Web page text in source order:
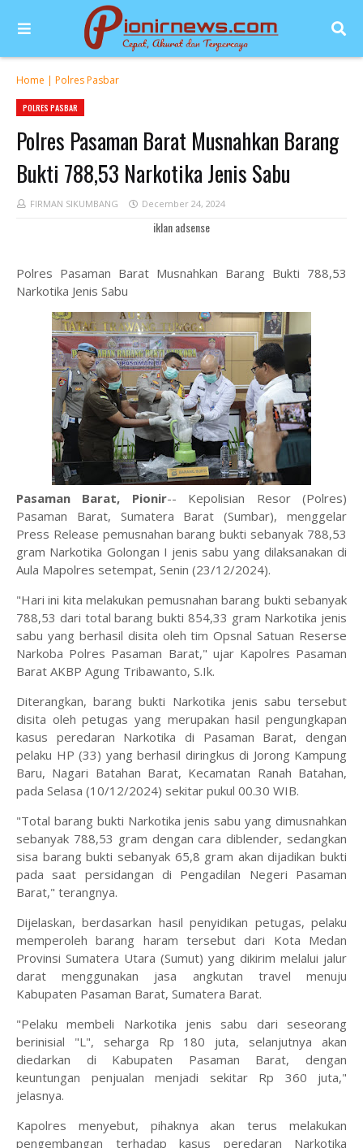
Home | Polres Pasbar
POLRES PASBAR
Polres Pasaman Barat Musnahkan Barang
Bukti 788,53 Narkotika Jenis Sabu
FIRMAN SIKUMBANG December 24, 2024
iklan adsense
Polres Pasaman Barat Musnahkan Barang Bukti 788,53
Narkotika Jenis Sabu
Pasaman Barat, Pionir-- Kepolisian Resor (Polres)
Pasaman Barat, Sumatera Barat (Sumbar), menggelar
Press Release pemusnahan barang bukti sebanyak 788,53
gram Narkotika Golongan I jenis sabu yang dilaksanakan di
Aula Mapolres setempat, Senin (23/12/2024).
"Hari ini kita melakukan pemusnahan barang bukti sebanyak
788,53 dari total barang bukti 854,33 gram Narkotika jenis
sabu yang berhasil disita oleh tim Opsnal Satuan Reserse
Narkoba Polres Pasaman Barat," ujar Kapolres Pasaman
Barat AKBP Agung Tribawanto, S.Ik.
Diterangkan, barang bukti Narkotika jenis sabu tersebut
disita oleh petugas yang merupakan hasil pengungkapan
kasus peredaran Narkotika di Pasaman Barat, dengan
pelaku HP (33) yang berhasil diringkus di Jorong Kampung
Baru, Nagari Batahan Barat, Kecamatan Ranah Batahan,
pada Selasa (10/12/2024) sekitar pukul 00.30 WIB.
"Total barang bukti Narkotika jenis sabu yang dimusnahkan
sebanyak 788,53 gram dengan cara diblender, sedangkan
sisa barang bukti sebanyak 65,8 gram akan dijadikan bukti
pada saat persidangan di Pengadilan Negeri Pasaman
Barat," terangnya.
Dijelaskan, berdasarkan hasil penyidikan petugas, pelaku
memperoleh barang haram tersebut dari Kota Medan
Provinsi Sumatera Utara (Sumut) yang dikirim melalui jalur
darat menggunakan jasa angkutan travel menuju
Kabupaten Pasaman Barat, Sumatera Barat.
"Pelaku membeli Narkotika jenis sabu dari seseorang
berinisial "L", seharga Rp 180 juta, selanjutnya akan
diedarkan di Kabupaten Pasaman Barat, dengan
keuntungan penjualan menjadi sekitar Rp 360 juta,"
jelasnya.
Kapolres menyebut, pihaknya akan terus melakukan
pengembangan terhadap kasus peredaran Narkotika